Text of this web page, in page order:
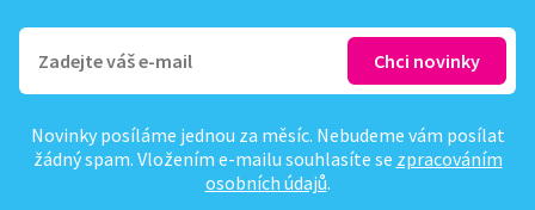
Novinky posíláme jednou za měsíc. Nebudeme vám posílat
žádný spam. Vložením e-mailu souhlasíte se zpracováním
osobních údajů.